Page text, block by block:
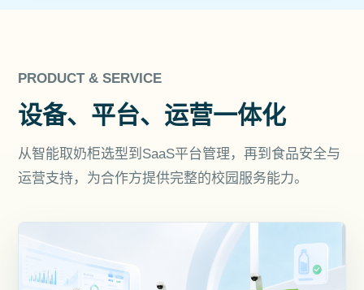
PRODUCT & SERVICE
设备、平台、运营一体化
从智能取奶柜选型到SaaS平台管理，再到食品安全与
运营支持，为合作方提供完整的校园服务能力。